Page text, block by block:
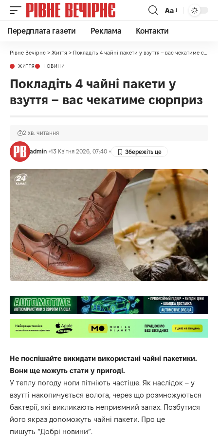
Аа
Передплата газети Реклама Контакти
Рівне Вечірнє > Життя > Покладіть 4 чайні пакети у взуття – вас чекатиме сюрприз
ЖИТТЯ НОВИНИ
Покладіть 4 чайні пакети у
взуття – вас чекатиме сюрприз
admin 13 Квітня 2026, 07:40
2 хв. читання
Не поспішайте викидати використані чайні пакетики.
Вони ще можуть стати у пригоді.
У теплу погоду ноги пітніють частіше. Як наслідок – у
взутті накопичується волога, через що розмножуються
бактерії, які викликають неприємний запах. Позбутися
його якраз допоможуть чайні пакети. Про це
пишуть “Добрі новини”.